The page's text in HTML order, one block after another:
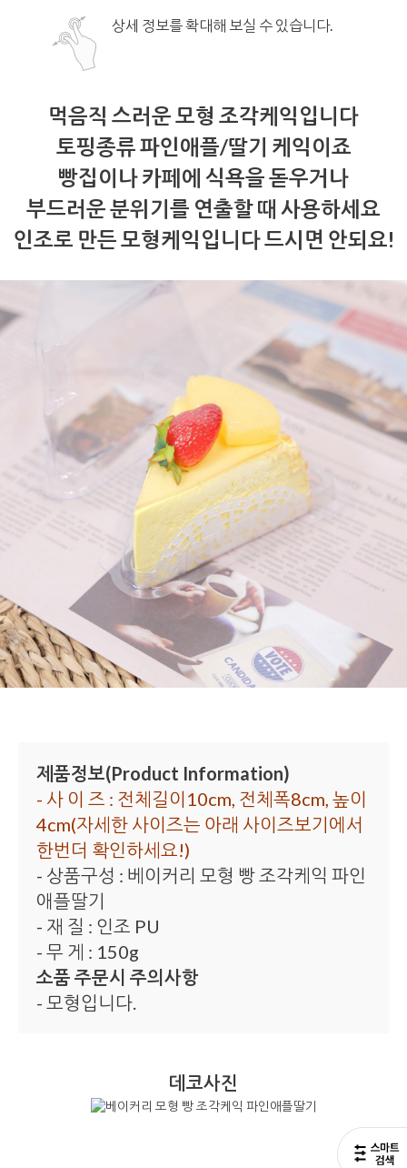
상세 정보를 확대해 보실 수 있습니다.
먹음직 스러운 모형 조각케익입니다
토핑종류 파인애플/딸기 케익이죠
빵집이나 카페에 식욕을 돋우거나
부드러운 분위기를 연출할 때 사용하세요
인조로 만든 모형케익입니다 드시면 안되요!
제품정보(Product Information)
- 사 이 즈 : 전체길이10cm, 전체폭8cm, 높이
4cm(자세한 사이즈는 아래 사이즈보기에서
한번더 확인하세요!)
- 상품구성 : 베이커리 모형 빵 조각케익 파인
애플딸기
- 재 질 : 인조 PU
- 무 게 : 150g
소품 주문시 주의사항
- 모형입니다.
데코사진